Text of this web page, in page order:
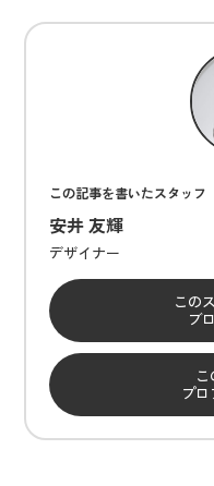
この記事を書いたスタッフ
安井 友輝
デザイナー
この
ブ
プ